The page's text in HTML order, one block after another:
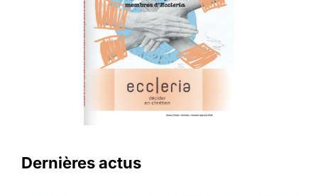
Dernières actus